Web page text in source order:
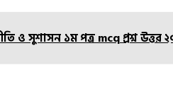
ও সুশাসন ১ম পত্র mcq প্রশ্ন উত্তর